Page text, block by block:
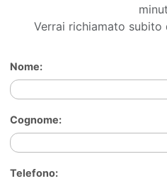
Verrai richiamato
Nome:
Cognome:
Telefono: